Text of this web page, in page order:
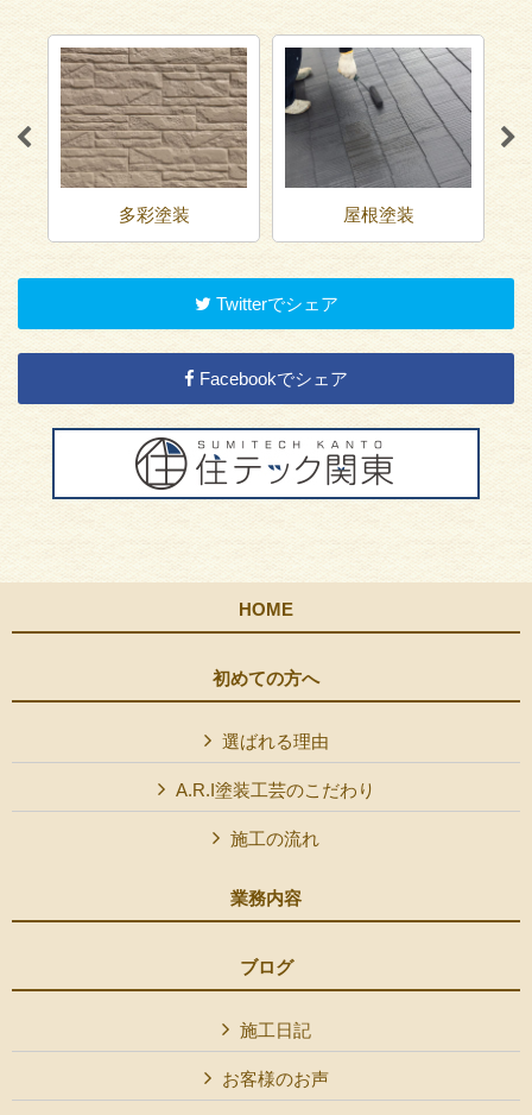
多彩塗装 屋根塗装
Twitterでシェア
Facebookでシェア
HOME
初めての方へ
選ばれる理由
A.R.I塗装工芸のこだわり
施工の流れ
業務内容
ブログ
施工日記
お客様のお声